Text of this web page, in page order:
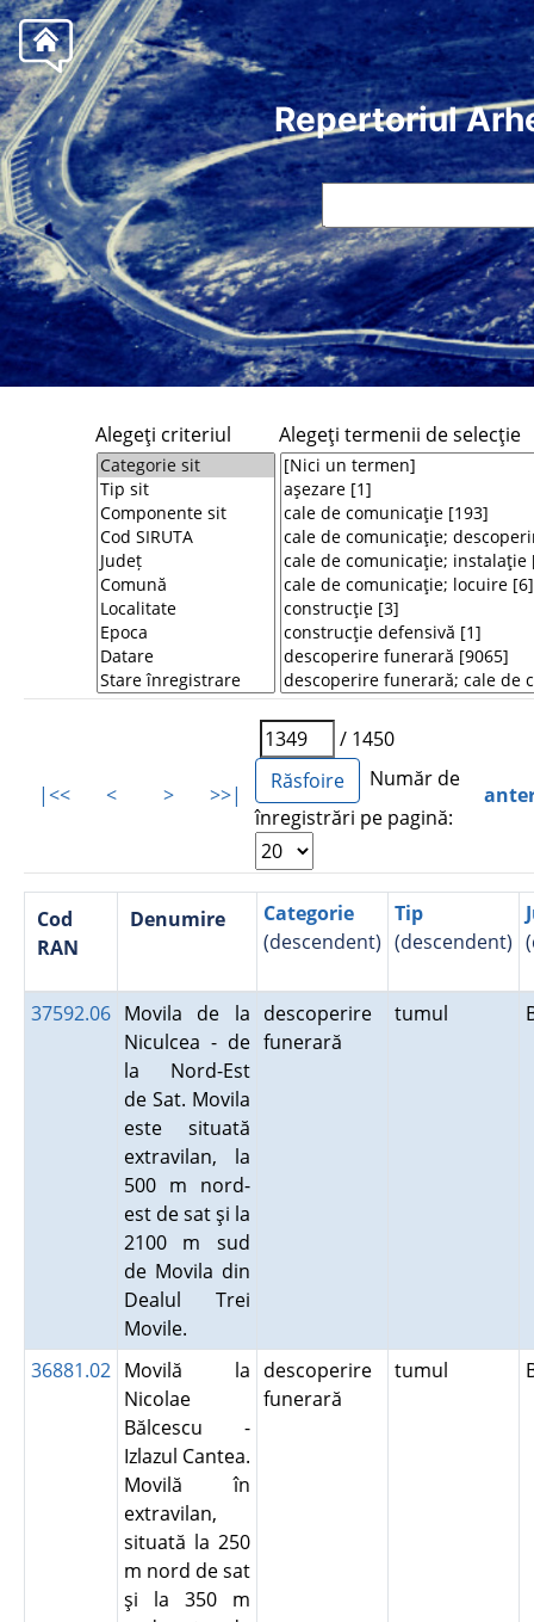
Repertoriul
Alegeţi criteriul Alegeţi termenii de selecţie
|<< < > >>|
/ 1450
Număr de
înregistrări pe pagină:
Cod
RAN
Denumire
Categorie
(descendent)
Tip
(descendent)
37592.06 Movila de la
Niculcea - de
la Nord-Est
de Sat. Movila
este situată
extravilan, la
500 m nord-
est de sat şi la
2100 m sud
de Movila din
Dealul Trei
Movile.
descoperire
funerară
tumul
36881.02 Movilă la
Nicolae
Bălcescu -
Izlazul Cantea.
Movilă în
extravilan,
situată la 250
m nord de sat
şi la 350 m
descoperire
funerară
tumul